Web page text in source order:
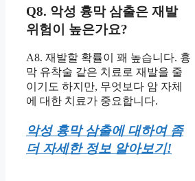
Q8. 악성 흉막 삼출은 재발
위험이 높은가요?
A8. 재발할 확률이 꽤 높습니다. 흉
막 유착술 같은 치료로 재발을 줄
이기도 하지만, 무엇보다 암 자체
에 대한 치료가 중요합니다.
악성 흉막 삼출에 대하여 좀
더 자세한 정보 알아보기!